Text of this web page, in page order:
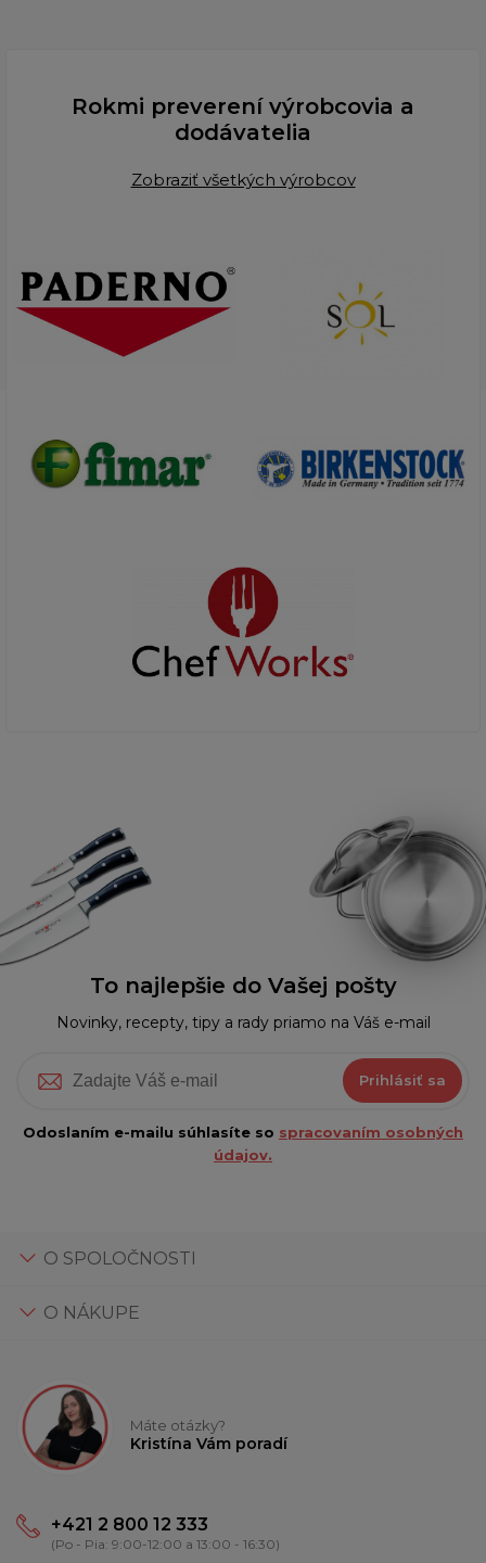
Rokmi preverení výrobcovia a
dodávatelia
Zobraziť všetkých výrobcov
To najlepšie do Vašej pošty
Novinky, recepty, tipy a rady priamo na Váš e-mail
Prihlásiť sa
Odoslaním e-mailu súhlasíte so spracovaním osobných
údajov.
O SPOLOČNOSTI
O NÁKUPE
Máte otázky?
Kristína Vám poradí
+421 2 800 12 333
(Po - Pia: 9:00-12:00 a 13:00 - 16:30)